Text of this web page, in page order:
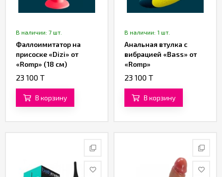
В наличии: 7 шт.
Фаллоимитатор на
присоске «Dizi» от
«Romp» (18 см)
23 100 T
В корзину
В наличии: 1 шт.
Анальная втулка с
вибрацией «Bass» от
«Romp»
23 100 T
В корзину